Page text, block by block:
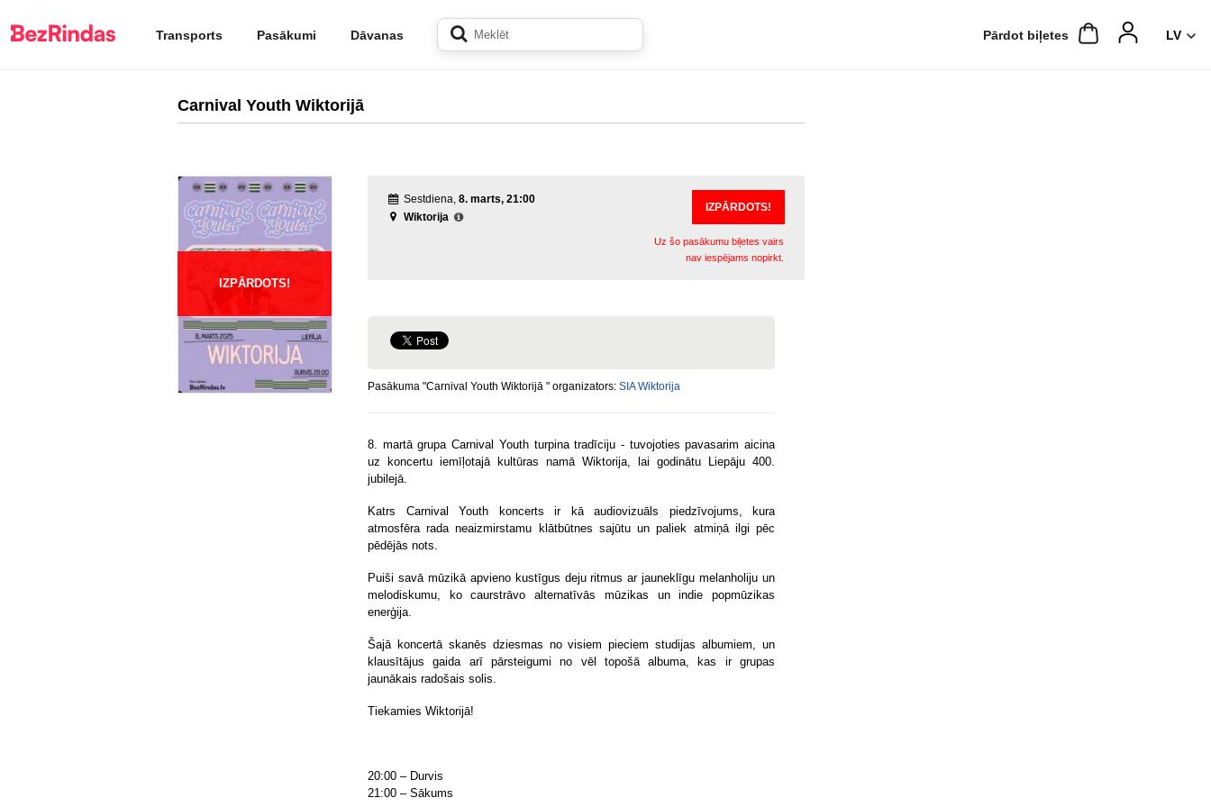
Transports Pasākumi Dāvanas Pārdot biļetes
Carnival Youth Wiktorijā
IZPĀRDOTS!
Sestdiena, 8. marts, 21:00
Wiktorija
IZPĀRDOTS!
Uz šo pasākumu biļetes vairs
nav iespējams nopirkt.
Pasākuma "Carnival Youth Wiktorijā " organizators: SIA Wiktorija
8.⁠ ⁠martā grupa Carnival Youth turpina tradīciju - tuvojoties pavasarim aicina
uz koncertu iemīļotajā kultūras namā Wiktorija, lai godinātu Liepāju 400.
jubilejā.
Katrs Carnival Youth koncerts ir kā audiovizuāls piedzīvojums, kura
atmosfēra rada neaizmirstamu klātbūtnes sajūtu un paliek atmiņā ilgi pēc
pēdējās nots.
Puiši savā mūzikā apvieno kustīgus deju ritmus ar jauneklīgu melanholiju un
melodiskumu, ko caurstrāvo alternatīvās mūzikas un indie popmūzikas
enerģija.
Šajā koncertā skanēs dziesmas no visiem pieciem studijas albumiem, un
klausītājus gaida arī pārsteigumi no vēl topošā albuma, kas ir grupas
jaunākais radošais solis.
Tiekamies Wiktorijā!
20:00 – Durvis
21:00 – Sākums